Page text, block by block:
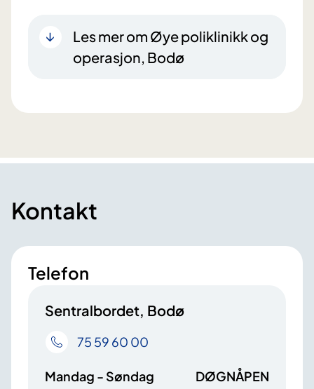
Les mer om Øye poliklinikk og
operasjon, Bodø
Kontakt
Telefon
Sentralbordet, Bodø
75 59 60 00
Mandag - Søndag DØGNÅPEN